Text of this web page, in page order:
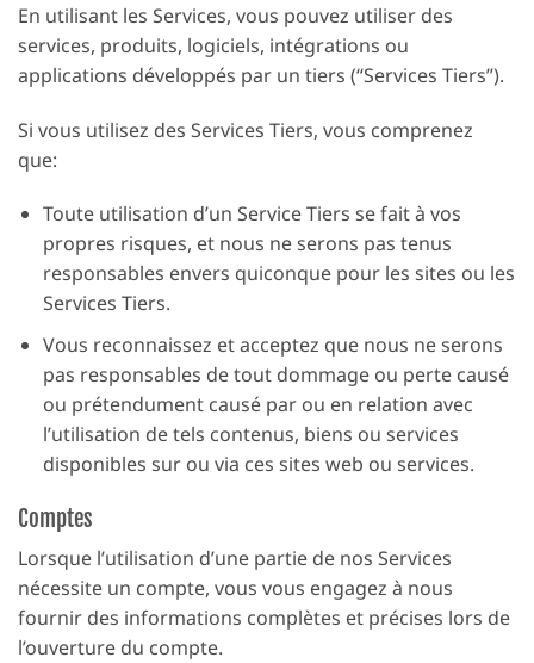
En utilisant les Services, vous pouvez utiliser des
services, produits, logiciels, intégrations ou
applications développés par un tiers (“Services Tiers”).
Si vous utilisez des Services Tiers, vous comprenez
que:
Toute utilisation d’un Service Tiers se fait à vos
propres risques, et nous ne serons pas tenus
responsables envers quiconque pour les sites ou les
Services Tiers.
Vous reconnaissez et acceptez que nous ne serons
pas responsables de tout dommage ou perte causé
ou prétendument causé par ou en relation avec
l’utilisation de tels contenus, biens ou services
disponibles sur ou via ces sites web ou services.
Comptes
Lorsque l’utilisation d’une partie de nos Services
nécessite un compte, vous vous engagez à nous
fournir des informations complètes et précises lors de
l’ouverture du compte.